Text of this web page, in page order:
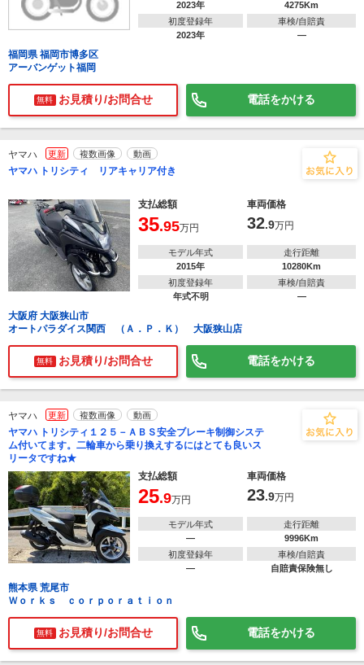
2023年
4275Km
初度登録年
2023年
車検/自賠責
―
福岡県 福岡市博多区
アーバンゲット福岡
無料 お見積り/お問合せ 電話をかける
ヤマハ 更新 複数画像 動画
ヤマハ トリシティ リアキャリア付き
支払総額 車両価格
35.95万円 32.9万円
モデル年式
2015年
走行距離
10280Km
初度登録年
年式不明
車検/自賠責
―
大阪府 大阪狭山市
オートパラダイス関西 （Ａ．Ｐ．Ｋ） 大阪狭山店
無料 お見積り/お問合せ 電話をかける
ヤマハ 更新 複数画像 動画
ヤマハ トリシティ１２５－ＡＢＳ安全ブレーキ制御システ
ム付いてます。二輪車から乗り換えするにはとても良いス
リータですね★
支払総額
車両価格
25.9万円 23.9万円
モデル年式
―
走行距離
9996Km
初度登録年
―
車検/自賠責
自賠責保険無し
熊本県 荒尾市
Ｗｏｒｋｓ ｃｏｒｐｏｒａｔｉｏｎ
無料 お見積り/お問合せ 電話をかける